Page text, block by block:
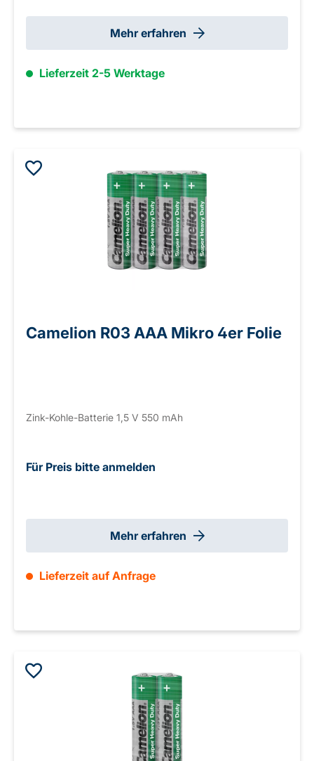
Mehr erfahren
Lieferzeit 2-5 Werktage
Camelion R03 AAA Mikro 4er Folie
Zink-Kohle-Batterie 1,5 V 550 mAh
Für Preis bitte anmelden
Mehr erfahren
Lieferzeit auf Anfrage